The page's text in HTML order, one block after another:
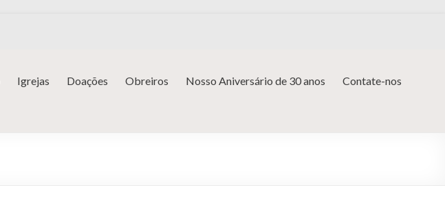
Igrejas Doações Obreiros Nosso Aniversário de 30 anos Contate-nos